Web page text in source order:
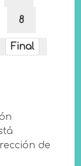
8
Final
de